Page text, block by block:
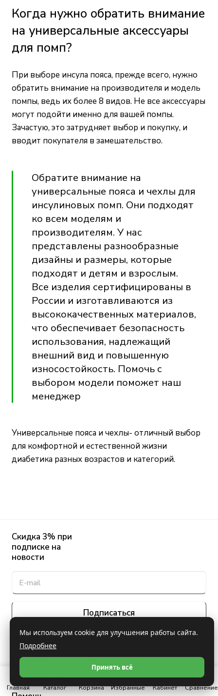
Когда нужно обратить внимание
на универсальные аксессуары
для помп?
При выборе инсула пояса, прежде всего, нужно
обратить внимание на производителя и модель
помпы, ведь их более 8 видов. Не все аксессуары
могут подойти именно для вашей помпы.
Зачастую, это затрудняет выбор и покупку, и
вводит покупателя в замешательство.
Обратите внимание на
универсальные пояса и чехлы для
инсулиновых помп. Они подходят
ко всем моделям и
производителям. У нас
представлены разнообразные
дизайны и размеры, которые
подходят и детям и взрослым.
Все изделия сертифицированы в
России и изготавливаются из
высококачественных материалов,
что обеспечивает безопасность
использования, надлежащий
внешний вид и повышенную
износостойкость. Помочь с
выбором модели поможет наш
менеджер
Универсальные пояса и чехлы- отличный выбор
для комфортной и естественной жизни
диабетика разных возрастов и категорий.
Скидка 3% при
подписке на
новости
Подписаться
Интернет-магазин
Компания
Информация
Главная Каталог Корзина Избранные Кабинет Сравнение
Мы используем cookie для улучшения работы сайта.
Подробнее
Принять всё